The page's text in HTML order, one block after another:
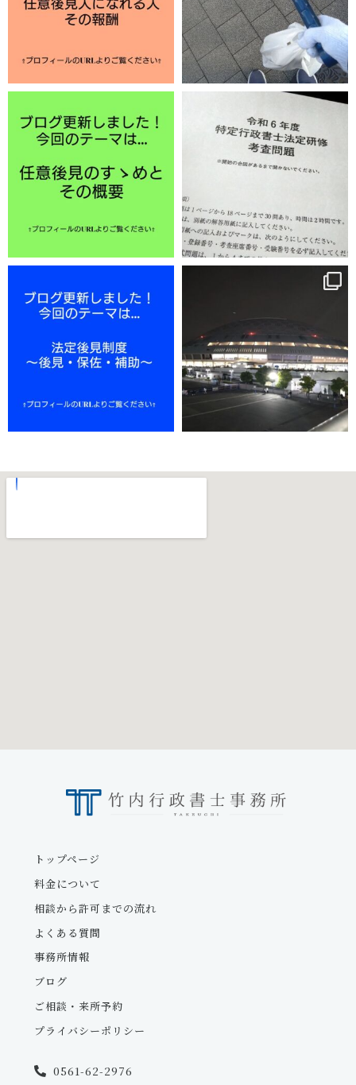
12月 2 11月 29
11月 22
11月 15
トップページ
料金について
相談から許可までの流れ
よくある質問
事務所情報
ブログ
ご相談・来所予約
プライバシーポリシー
0561-62-2976